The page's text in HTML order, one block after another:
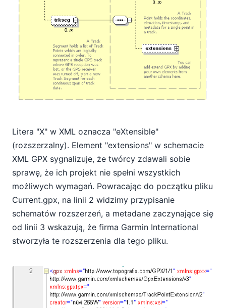
Litera "X" w XML oznacza "eXtensible"
(rozszerzalny). Element "extensions" w schemacie
XML GPX sygnalizuje, że twórcy zdawali sobie
sprawę, że ich projekt nie spełni wszystkich
możliwych wymagań. Powracając do początku pliku
Current.gpx, na linii 2 widzimy przypisanie
schematów rozszerzeń, a metadane zaczynające się
od linii 3 wskazują, że firma Garmin International
stworzyła te rozszerzenia dla tego pliku.